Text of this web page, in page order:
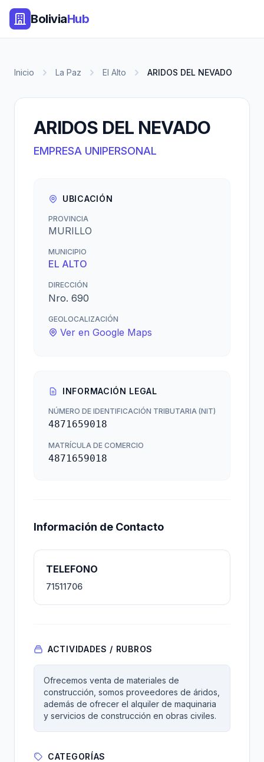
BoliviaHub
Inicio La Paz El Alto ARIDOS DEL NEVADO
ARIDOS DEL NEVADO
EMPRESA UNIPERSONAL
UBICACIÓN
PROVINCIA
MURILLO
MUNICIPIO
EL ALTO
DIRECCIÓN
Nro. 690
GEOLOCALIZACIÓN
Ver en Google Maps
INFORMACIÓN LEGAL
NÚMERO DE IDENTIFICACIÓN TRIBUTARIA (NIT)
4871659018
MATRÍCULA DE COMERCIO
4871659018
Información de Contacto
TELEFONO
71511706
ACTIVIDADES / RUBROS
Ofrecemos venta de materiales de
construcción, somos proveedores de áridos,
además de ofrecer el alquiler de maquinaria
y servicios de construcción en obras civiles.
CATEGORÍAS